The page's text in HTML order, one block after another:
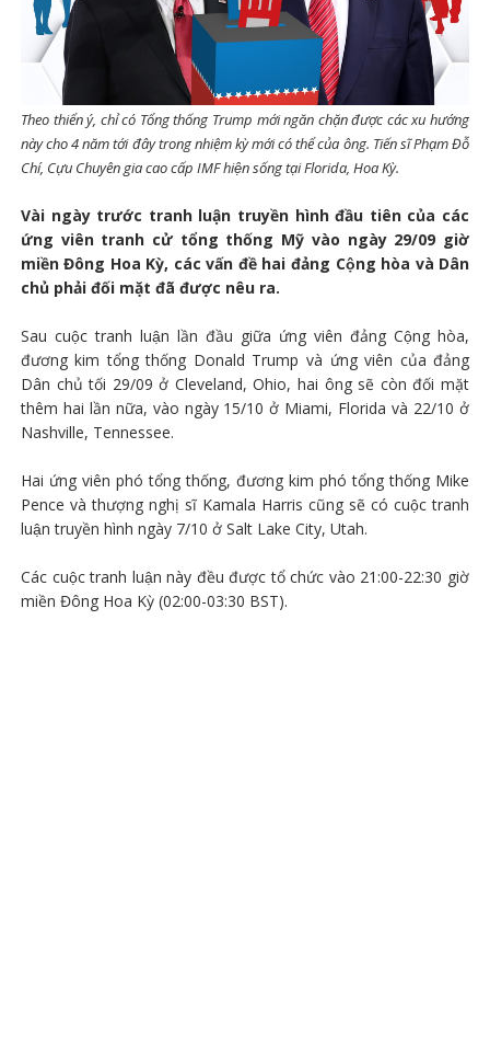
Theo thiển ý, chỉ có Tổng thống Trump mới ngăn chặn được các xu hướng
này cho 4 năm tới đây trong nhiệm kỳ mới có thể của ông. Tiến sĩ Phạm Đỗ
Chí, Cựu Chuyên gia cao cấp IMF hiện sống tại Florida, Hoa Kỳ.
Vài ngày trước tranh luận truyền hình đầu tiên của các
ứng viên tranh cử tổng thống Mỹ vào ngày 29/09 giờ
miền Đông Hoa Kỳ, các vấn đề hai đảng Cộng hòa và Dân
chủ phải đối mặt đã được nêu ra.
Sau cuộc tranh luận lần đầu giữa ứng viên đảng Cộng hòa,
đương kim tổng thống Donald Trump và ứng viên của đảng
Dân chủ tối 29/09 ở Cleveland, Ohio, hai ông sẽ còn đối mặt
thêm hai lần nữa, vào ngày 15/10 ở Miami, Florida và 22/10 ở
Nashville, Tennessee.
Hai ứng viên phó tổng thống, đương kim phó tổng thống Mike
Pence và thượng nghị sĩ Kamala Harris cũng sẽ có cuộc tranh
luận truyền hình ngày 7/10 ở Salt Lake City, Utah.
Các cuộc tranh luận này đều được tổ chức vào 21:00-22:30 giờ
miền Đông Hoa Kỳ (02:00-03:30 BST).